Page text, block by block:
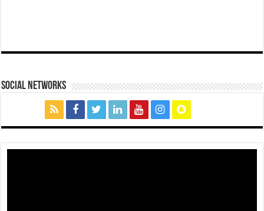
social networks